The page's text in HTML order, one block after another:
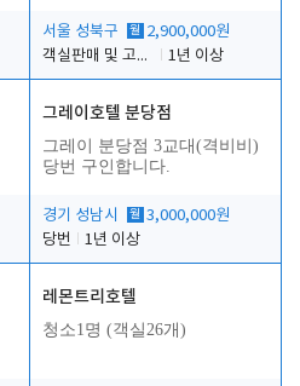
서울 성북구 월 2,900,000원
객실판매 및 고객응대
1년 이상
그레이호텔 분당점
그레이 분당점 3교대(격비비)
당번 구인합니다.
경기 성남시 월 3,000,000원
당번
1년 이상
레몬트리호텔
청소1명 (객실26개)